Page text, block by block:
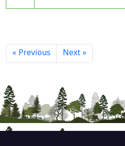
« Previous Next »